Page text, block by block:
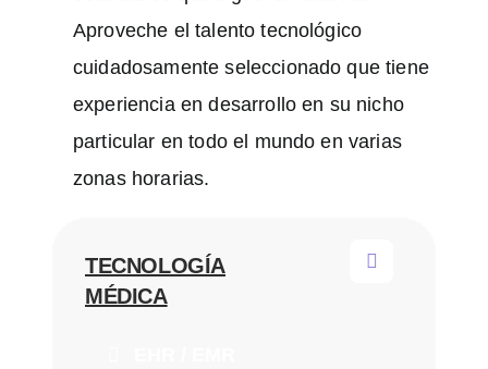
Aproveche el talento tecnológico
cuidadosamente seleccionado que tiene
experiencia en desarrollo en su nicho
particular en todo el mundo en varias
zonas horarias.
TECNOLOGÍA
MÉDICA